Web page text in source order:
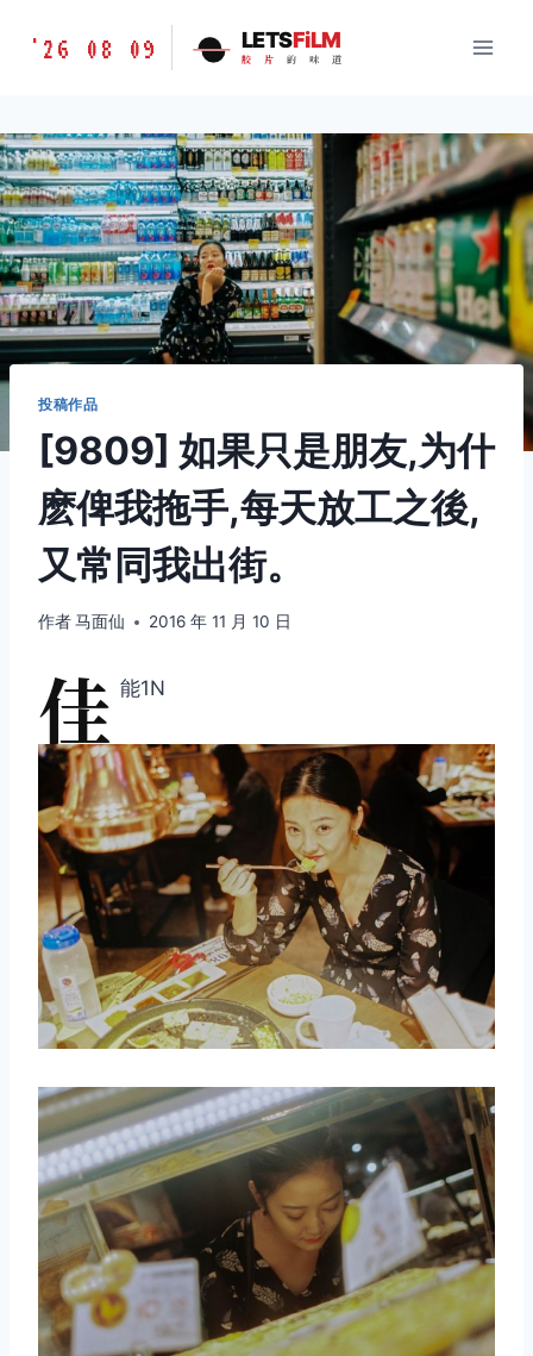
胶
味
道
LETSFILM
'26 08 09 LETSFiLM
胶 片 的 味 道
投稿作品
[9809] 如果只是朋友,为什
麽俾我拖手,每天放工之後,
又常同我出街。
作者马面仙 2016 年 11 月 10 日
佳 能1N